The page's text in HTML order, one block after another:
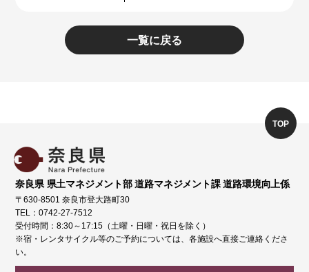
一覧に戻る
奈良県 県土マネジメント部 道路マネジメント課 道路環境向上係
〒630-8501 奈良市登大路町30
TEL：0742-27-7512
受付時間：8:30～17:15（土曜・日曜・祝日を除く）
※宿・レンタサイクル等のご予約については、各施設へ直接ご連絡くださ
い。
TOP